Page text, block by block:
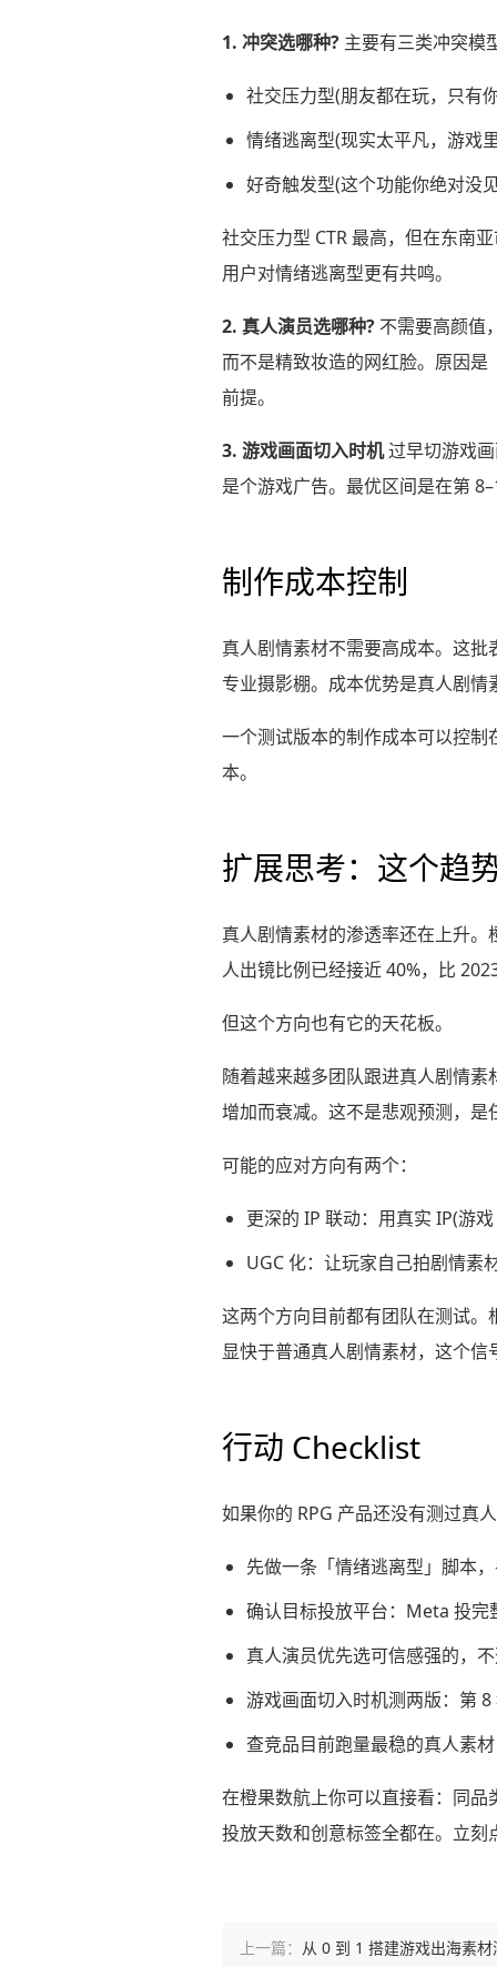
1. 冲突选哪种? 主要有三类冲突模
社交压力型(朋友都在玩，只有
情绪逃离型(现实太平凡，游戏
好奇触发型(这个功能你绝对没
社交压力型 CTR 最高，但在东南
用户对情绪逃离型更有共鸣。
2. 真人演员选哪种? 不需要高颜值
而不是精致妆造的网红脸。原因
前提。
3. 游戏画面切入时机过早切游戏
是个游戏广告。最优区间是在第
制作成本控制
真人剧情素材不需要高成本。这
专业摄影棚。成本优势是真人剧
一个测试版本的制作成本可以控制
本。
扩展思考：这个趋
真人剧情素材的渗透率还在上升
人出镜比例已经接近 40%，比
但这个方向也有它的天花板。
随着越来越多团队跟进真人剧情
增加而衰减。这不是悲观预测，
可能的应对方向有两个：
更深的 IP 联动：用真实 IP(游
UGC 化：让玩家自己拍剧情素
这两个方向目前都有团队在测试
显快于普通真人剧情素材，这个信
行动 Checklist
如果你的 RPG 产品还没有测过真
先做一条「情绪逃离型」脚本
确认目标投放平台：Meta 投
真人演员优先选可信感强的，
游戏画面切入时机测两版：第
查竞品目前跑量最稳的真人素
在橙果数航上你可以直接看：同
投放天数和创意标签全都在。立刻
上一篇： 从 0 到 1 搭建游戏出海素